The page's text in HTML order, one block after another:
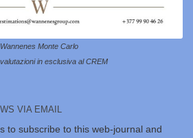
Wannenes Monte Carlo
in esclusiva al CREM
VIA EMAIL
to subscribe to this web-journal and